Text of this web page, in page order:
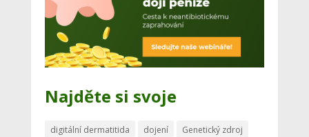
Najděte si svoje
digitální dermatitida dojení
Genetický zdroj